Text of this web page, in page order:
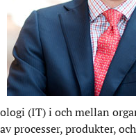
ologi (IT) i och mellan
av processer, produkter,